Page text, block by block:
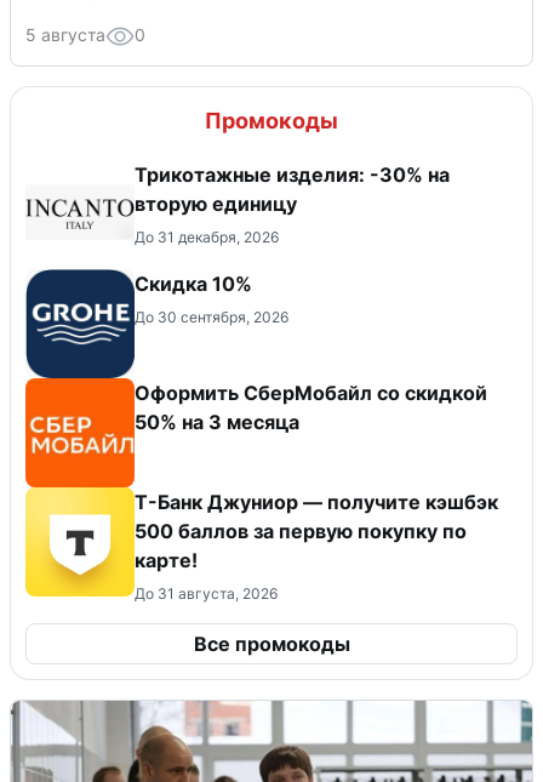
5 августа 0
Промокоды
Трикотажные изделия: -30% на
вторую единицу
До 31 декабря, 2026
Скидка 10%
До 30 сентября, 2026
Оформить СберМобайл со скидкой
50% на 3 месяца
Т-Банк Джуниор — получите кэшбэк
500 баллов за первую покупку по
карте!
До 31 августа, 2026
Все промокоды